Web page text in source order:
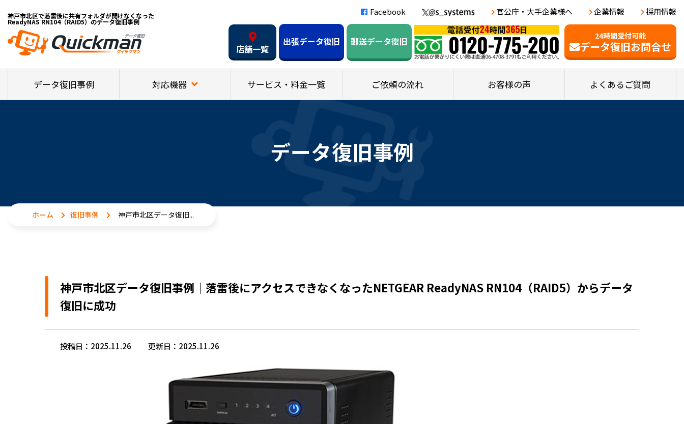
神戸市北区で落雷後に共有フォルダが開けなくなった
ReadyNAS RN104（RAID5）のデータ復旧事例
Facebook 官公庁・大手企業様へ 企業情報 採用情報
24時間受付可能
データ復旧お問合せ
店舗一覧
出張データ復旧 郵送データ復旧
データ復旧事例 対応機器 サービス・料金一覧 ご依頼の流れ お客様の声 よくあるご質問
データ復旧事例
ホーム 復旧事例 神戸市北区データ復旧...
神戸市北区データ復旧事例｜落雷後にアクセスできなくなったNETGEAR ReadyNAS RN104（RAID5）からデータ
復旧に成功
投稿日：2025.11.26 更新日：2025.11.26